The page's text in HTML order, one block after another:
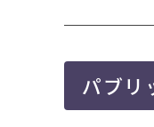
パブリ